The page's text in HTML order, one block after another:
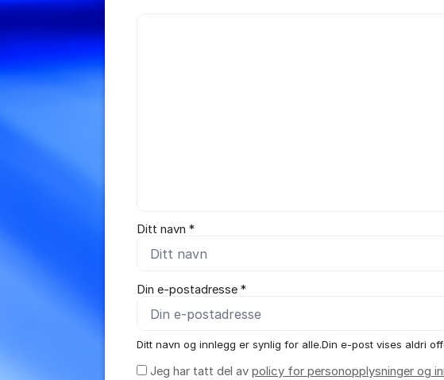
Ditt navn *
Din e-postadresse *
Ditt navn og innlegg er synlig for alle.Din e-post vises aldri
Jeg har tatt del av policy for personopplysninger og